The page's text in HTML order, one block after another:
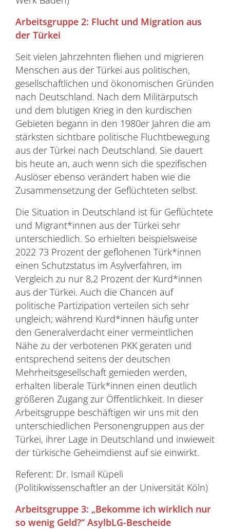
Arbeitsgruppe 2: Flucht und Migration aus
der Türkei
Seit vielen Jahrzehnten fliehen und migrieren
Menschen aus der Türkei aus politischen,
gesellschaftlichen und ökonomischen Gründen
nach Deutschland. Nach dem Militärputsch
und dem blutigen Krieg in den kurdischen
Gebieten begann in den 1980er Jahren die am
stärksten sichtbare politische Fluchtbewegung
aus der Türkei nach Deutschland. Sie dauert
bis heute an, auch wenn sich die spezifischen
Auslöser ebenso verändert haben wie die
Zusammensetzung der Geflüchteten selbst.
Die Situation in Deutschland ist für Geflüchtete
und Migrant*innen aus der Türkei sehr
unterschiedlich. So erhielten beispielsweise
2022 73 Prozent der geflohenen Türk*innen
einen Schutzstatus im Asylverfahren, im
Vergleich zu nur 8,2 Prozent der Kurd*innen
aus der Türkei. Auch die Chancen auf
politische Partizipation verteilen sich sehr
ungleich; während Kurd*innen häufig unter
den Generalverdacht einer vermeintlichen
Nähe zu der verbotenen PKK geraten und
entsprechend seitens der deutschen
Mehrheitsgesellschaft gemieden werden,
erhalten liberale Türk*innen einen deutlich
größeren Zugang zur Öffentlichkeit. In dieser
Arbeitsgruppe beschäftigen wir uns mit den
unterschiedlichen Personengruppen aus der
Türkei, ihrer Lage in Deutschland und inwieweit
der türkische Geheimdienst auf sie einwirkt.
Referent: Dr. Ismail Küpeli
(Politikwissenschaftler an der Universität Köln)
Arbeitsgruppe 3: „Bekomme ich wirklich nur
so wenig Geld?“ AsylbLG-Bescheide